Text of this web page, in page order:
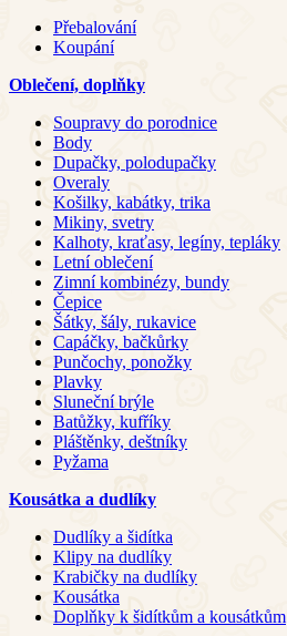
Přebalování
Koupání
Oblečení, doplňky
Soupravy do porodnice
Body
Dupačky, polodupačky
Overaly
Košilky, kabátky, trika
Mikiny, svetry
Kalhoty, kraťasy, legíny, tepláky
Letní oblečení
Zimní kombinézy, bundy
Čepice
Šátky, šály, rukavice
Capáčky, bačkůrky
Punčochy, ponožky
Plavky
Sluneční brýle
Batůžky, kufříky
Pláštěnky, deštníky
Pyžama
Kousátka a dudlíky
Dudlíky a šidítka
Klipy na dudlíky
Krabičky na dudlíky
Kousátka
Doplňky k šidítkům a kousátkům